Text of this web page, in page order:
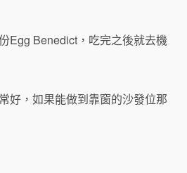
Egg Benedict，吃完之後就去機
好，如果能做到靠窗的沙發位那